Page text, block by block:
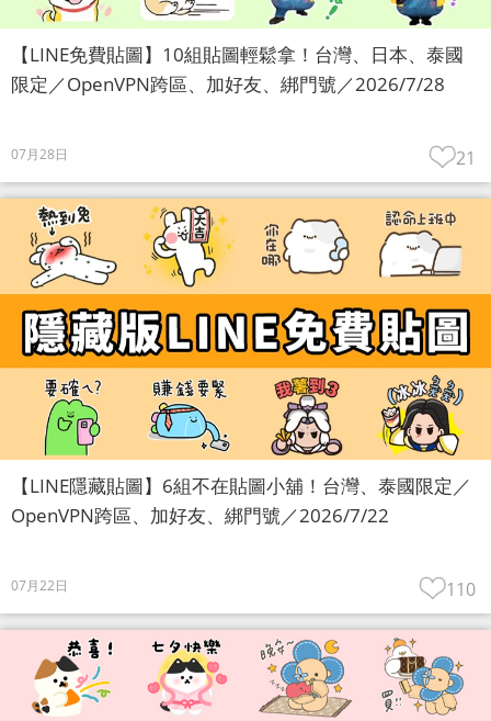
【LINE免費貼圖】10組貼圖輕鬆拿！台灣、日本、泰國
限定／OpenVPN跨區、加好友、綁門號／2026/7/28
07月28日 21
【LINE隱藏貼圖】6組不在貼圖小舖！台灣、泰國限定／
OpenVPN跨區、加好友、綁門號／2026/7/22
07月22日 110